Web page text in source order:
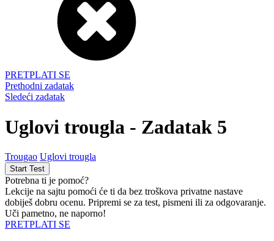
PRETPLATI SE
Prethodni zadatak
Sledeći zadatak
Uglovi trougla - Zadatak 5
Trougao Uglovi trougla
Potrebna ti je pomoć?
Lekcije na sajtu pomoći će ti da bez troškova privatne nastave
dobiješ dobru ocenu. Pripremi se za test, pismeni ili za odgovaranje.
Uči pametno, ne naporno!
PRETPLATI SE